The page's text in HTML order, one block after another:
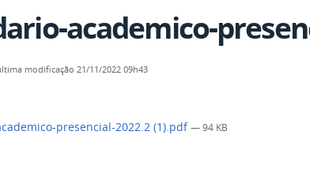
academico-
modificação 21/11/2022 09h43
presencial-2022.2 (1).pdf— 94 KB